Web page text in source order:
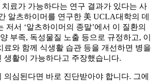
료가 가능하다는 연구 결과가 있다는 사
알츠하이머를 연구한 美 UCLA대학의 데
저서 ‘알츠하이머의 종말’에서 이 질환의
부족, 독성물질 노출 등으로 규정하고, 이
료와 함께 식생활 습관 등을 개선하면 병을
생활이 가능하다고 주장했습니다.
의심된다면 바로 진단받아야 합니다. 그에